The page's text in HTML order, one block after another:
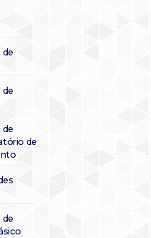
de
de
de
de
de